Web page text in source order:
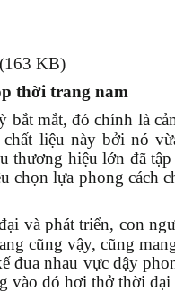
thời trang nam
bắt mắt, đó chính là
liệu này bởi nó
thương hiệu lớn đã
chọn lựa phong cách
và phát triển, con
cũng vậy, cũng
đua nhau vực dậy
vào đó hơi thở thời đại